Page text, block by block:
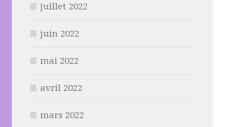
juillet 2022
juin 2022
mai 2022
avril 2022
mars 2022